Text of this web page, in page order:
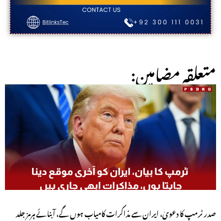
:متعلقہ مضامین
صدر ٹرمپ کا دعویٰ، ایران سے مذاکرات کامیاب ہوں گے، آبنائے ہرمز جلد